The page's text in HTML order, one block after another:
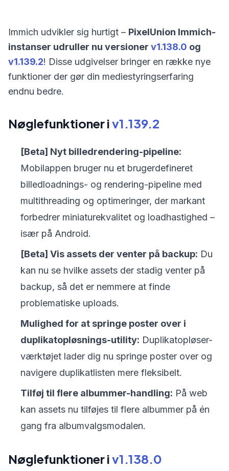
Immich udvikler sig hurtigt – PixelUnion Immich-
instanser udruller nu versioner v1.138.0 og
v1.139.2! Disse udgivelser bringer en række nye
funktioner der gør din mediestyringserfaring
endnu bedre.
Nøglefunktioner iv1.139.2
[Beta] Nyt billedrendering-pipeline:
Mobilappen bruger nu et brugerdefineret
billedloadnings- og rendering-pipeline med
multithreading og optimeringer, der markant
forbedrer miniaturekvalitet og loadhastighed –
især på Android.
[Beta] Vis assets der venter på backup: Du
kan nu se hvilke assets der stadig venter på
backup, så det er nemmere at finde
problematiske uploads.
Mulighed for at springe poster over i
duplikatopløsnings-utility: Duplikatopløser-
værktøjet lader dig nu springe poster over og
navigere duplikatlisten mere fleksibelt.
Tilføj til flere albummer-handling: På web
kan assets nu tilføjes til flere albummer på én
gang fra albumvalgsmodalen.
Nøglefunktioner iv1.138.0